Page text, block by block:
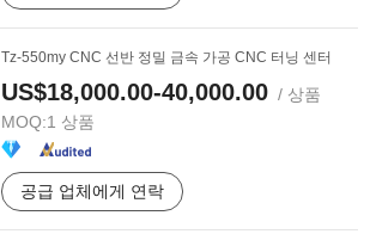
Tz-550my CNC 선반 정밀 금속 가공 CNC 터닝 센터
US$18,000.00-40,000.00 / 상품
MOQ:1 상품
공급 업체에게 연락